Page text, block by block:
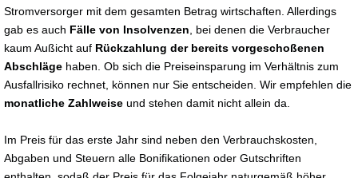
Stromversorger mit dem gesamten Betrag wirtschaften. Allerdings
gab es auch Fälle von Insolvenzen , bei denen die Verbraucher
kaum Außicht auf Rückzahlung der bereits vorgeschoßenen
Abschläge haben. Ob sich die Preiseinsparung im Verhältnis zum
Ausfallrisiko rechnet, können nur Sie entscheiden. Wir empfehlen die
monatliche Zahlweise und stehen damit nicht allein da.
Im Preis für das erste Jahr sind neben den Verbrauchskosten,
Abgaben und Steuern alle Bonifikationen oder Gutschriften